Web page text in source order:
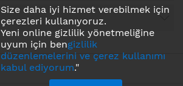
Size daha iyi hizmet verebilmek için
çerezleri kullanıyoruz.
Yeni online gizlilik yönetmeliğine
uyum için bengizlilik
düzenlemelerini ve çerez kullanımı
kabul ediyorum."